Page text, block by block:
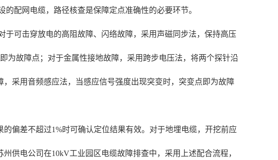
配网电缆，路径核查是保障定点准确性的必要环节。
可击穿放电的高阻故障、闪络故障，采用声磁同步法，保持高压
为故障点；对于金属性接地故障，采用跨步电压法，将两个探针沿
采用音频感应法，当感应信号强度出现突变时，突变点即为故障
偏差不超过1%时可确认定位结果有效。对于地埋电缆，开挖前应
供电公司在10kV工业园区电缆故障排查中，采用上述配合流程，